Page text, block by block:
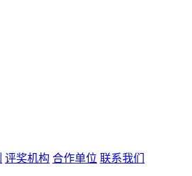
评奖机构 合作单位 联系我们